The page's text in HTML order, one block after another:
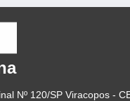
Nº 120/SP Viracopos -